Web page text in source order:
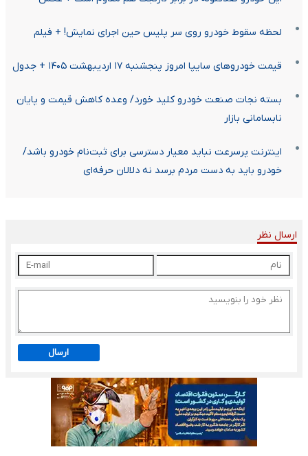
لحظه سقوط خودرو روی سر پلیس حین اجرای نمایش! + فیلم
قیمت خودرو‌های سایپا امروز پنجشنبه ۱۷ اردیبهشت ۱۴۰۵ + جدول
بسته نجات صنعت خودرو کلید خورد/ وعده کاهش قیمت و پایان
نابسامانی بازار
اینترنت پرسرعت نباید معیار دسترسی برای ثبت‌نام خودرو باشد/
خودرو باید به دست مردم برسد نه دلالان حرفه‌ای
ارسال نظر
ارسال